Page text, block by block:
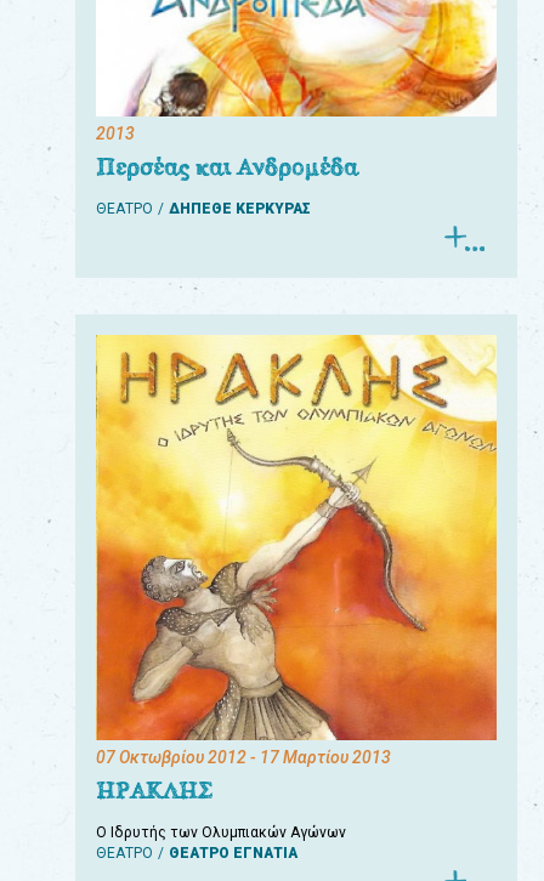
2013
Περσέας και Ανδρομέδα
ΘΕΑΤΡΟ ΔΗΠΕΘΕ ΚΕΡΚΥΡΑΣ
07 Οκτωβρίου 2012- 17 Μαρτίου 2013
ΗΡΑΚΛΗΣ
Ο Ιδρυτής των Ολυμπιακών Αγώνων
ΘΕΑΤΡΟ
ΘΕΑΤΡΟ ΕΓΝΑΤΙΑ